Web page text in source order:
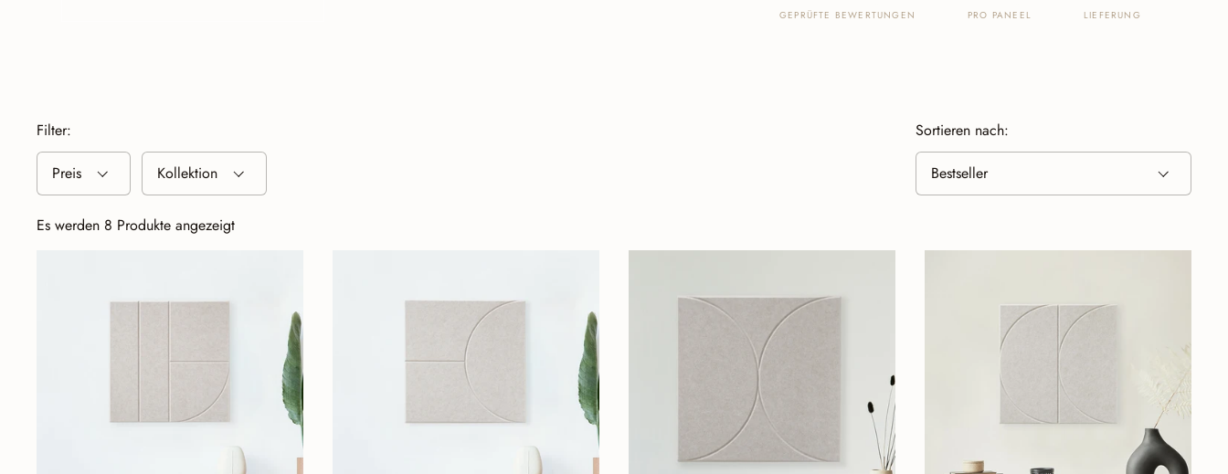
GEPRÜFTE BEWERTUNGEN PRO PANEEL LIEFERUNG
Filter:
Preis Kollektion
Sortieren nach:
Es werden 8 Produkte angezeigt